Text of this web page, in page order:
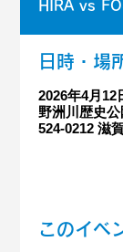
HIRA vs
日時・場
2026年4月12
野洲川歴史
524-0212 滋
このイベ